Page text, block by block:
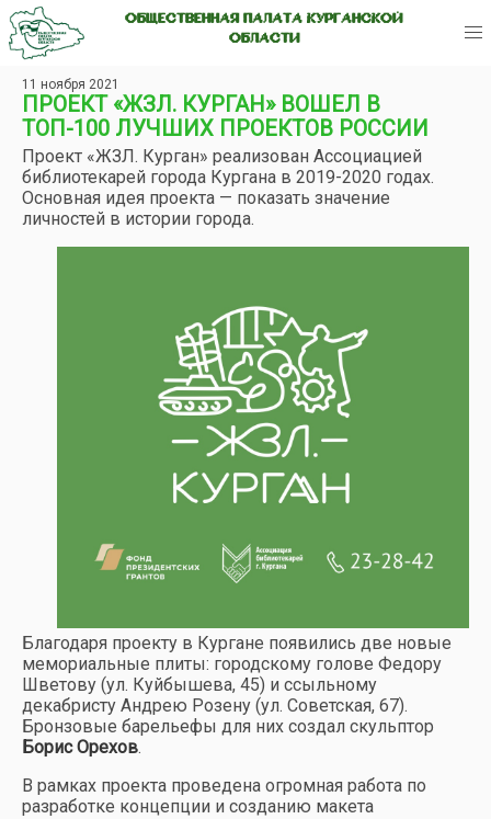
ОБЩЕСТВЕННАЯ ПАЛАТА КУРГАНСКОЙ
ОБЛАСТИ
11 ноября 2021
ПРОЕКТ «ЖЗЛ. КУРГАН» ВОШЕЛ В
ТОП-100 ЛУЧШИХ ПРОЕКТОВ РОССИИ
Проект «ЖЗЛ. Курган» реализован Ассоциацией
библиотекарей города Кургана в 2019-2020 годах.
Основная идея проекта — показать значение
личностей в истории города.
Благодаря проекту в Кургане появились две новые
мемориальные плиты: городскому голове Федору
Шветову (ул. Куйбышева, 45) и ссыльному
декабристу Андрею Розену (ул. Советская, 67).
Бронзовые барельефы для них создал скульптор
Борис Орехов.
В рамках проекта проведена огромная работа по
разработке концепции и созданию макета